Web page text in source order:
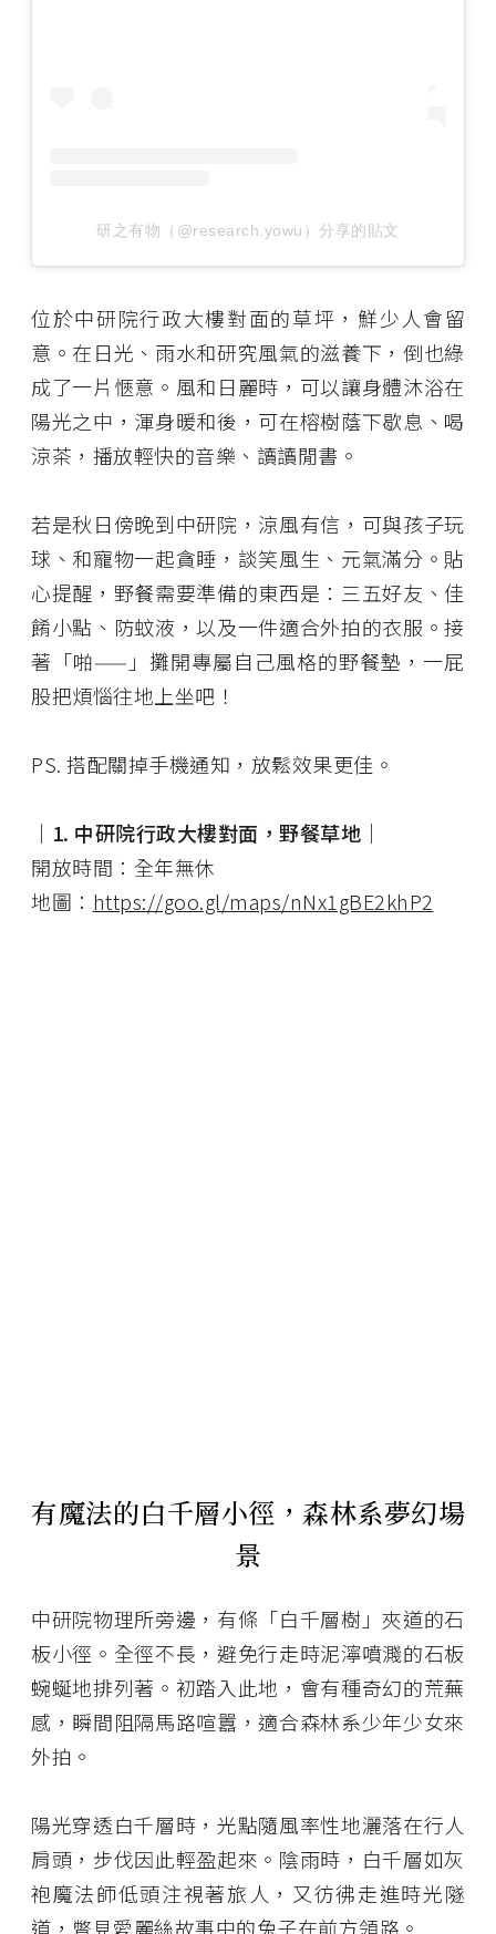
研之有物（@research.yowu）分享的貼文
位於中研院行政大樓對面的草坪，鮮少人會留
意。在日光、雨水和研究風氣的滋養下，倒也綠
成了一片愜意。風和日麗時，可以讓身體沐浴在
陽光之中，渾身暖和後，可在榕樹蔭下歇息、喝
涼茶，播放輕快的音樂、讀讀閒書。
若是秋日傍晚到中研院，涼風有信，可與孩子玩
球、和寵物一起貪睡，談笑風生、元氣滿分。貼
心提醒，野餐需要準備的東西是：三五好友、佳
餚小點、防蚊液，以及一件適合外拍的衣服。接
著「啪——」攤開專屬自己風格的野餐墊，一屁
股把煩惱往地上坐吧！
PS. 搭配關掉手機通知，放鬆效果更佳。
│1. 中研院行政大樓對面，野餐草地│
開放時間：全年無休
地圖： https://goo.gl/maps/nNx1gBE2khP2
有魔法的白千層小徑，森林系夢幻場
景
中研院物理所旁邊，有條「白千層樹」夾道的石
板小徑。全徑不長，避免行走時泥濘噴濺的石板
蜿蜒地排列著。初踏入此地，會有種奇幻的荒蕪
感，瞬間阻隔馬路喧囂，適合森林系少年少女來
外拍。
陽光穿透白千層時，光點隨風率性地灑落在行人
肩頭，步伐因此輕盈起來。陰雨時，白千層如灰
袍魔法師低頭注視著旅人，又彷彿走進時光隧
道，瞥見愛麗絲故事中的兔子在前方領路。